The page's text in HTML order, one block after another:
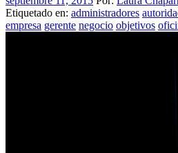
Etiquetado en: administradores
empresa gerente negocio objetivos